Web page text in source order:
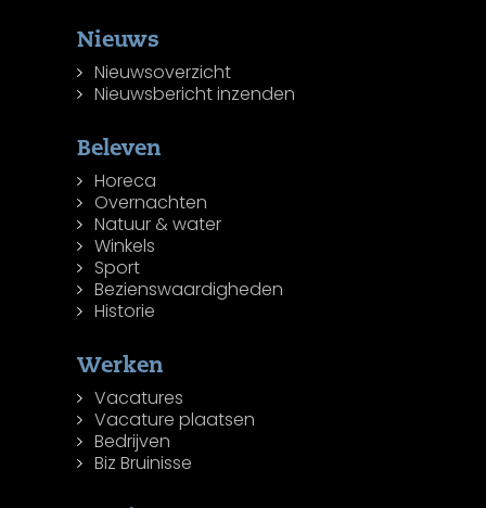
Nieuws
Nieuwsoverzicht
Nieuwsbericht inzenden
Beleven
Horeca
Overnachten
Natuur & water
Winkels
Sport
Bezienswaardigheden
Historie
Werken
Vacatures
Vacature plaatsen
Bedrijven
Biz Bruinisse